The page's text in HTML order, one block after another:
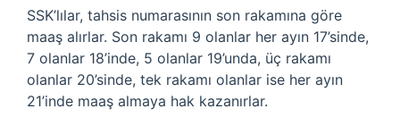
SSK’lılar, tahsis numarasının son rakamına göre
maaş alırlar. Son rakamı 9 olanlar her ayın 17’sinde,
7 olanlar 18’inde, 5 olanlar 19’unda, üç rakamı
olanlar 20’sinde, tek rakamı olanlar ise her ayın
21’inde maaş almaya hak kazanırlar.